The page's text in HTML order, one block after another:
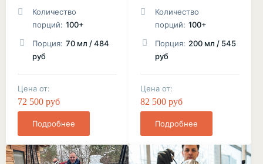
Количество
порций: 100+
Порция: 70 мл / 484
руб
Цена от:
72 500 руб
Подробнее
Количество
порций: 100+
Порция: 200 мл / 545
руб
Цена от:
82 500 руб
Подробнее